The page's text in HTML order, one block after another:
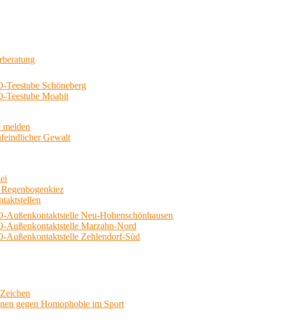
Schöneberg
Teestube Moabit
Gewalt
Außenkontaktstelle Neu-Hohenschönhausen
Außenkontaktstelle Marzahn-Nord
Außenkontaktstelle Zehlendorf-Süd
gegen Homophobie im Sport